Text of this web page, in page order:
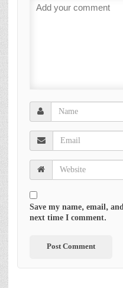
Save my name, email,
next time I comment.